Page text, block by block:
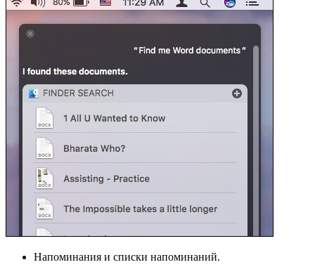
Напоминания и списки напоминаний.